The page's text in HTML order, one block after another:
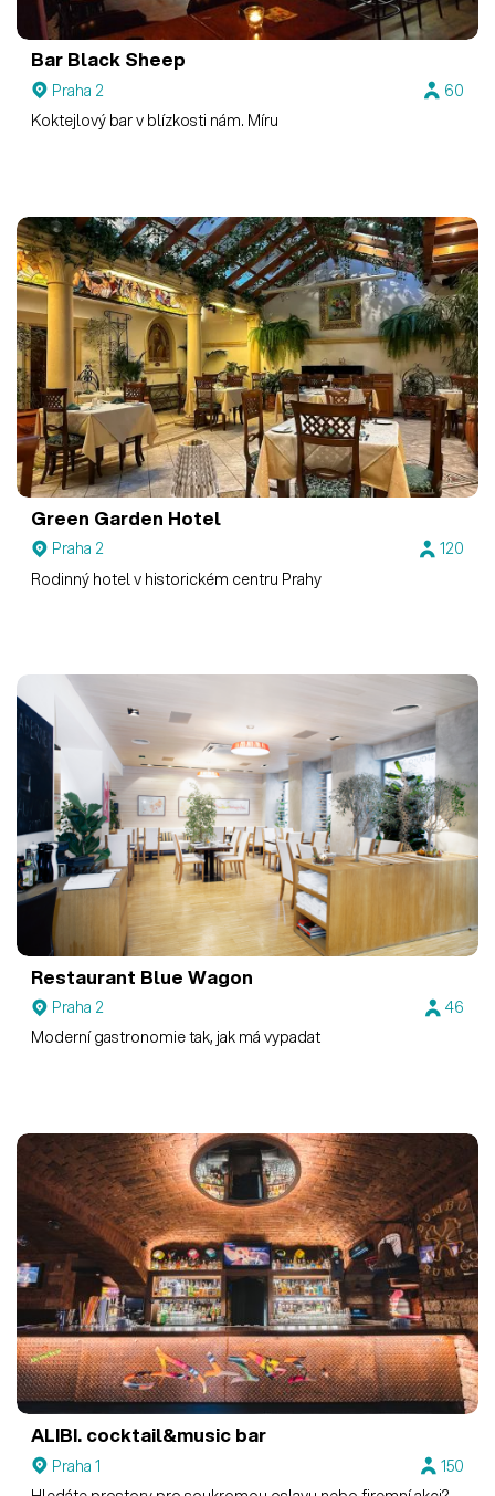
Bar Black Sheep
Praha 2
60
Koktejlový bar v blízkosti nám. Míru
Green Garden Hotel
Praha 2
120
Rodinný hotel v historickém centru Prahy
Restaurant Blue Wagon
Praha 2
46
Moderní gastronomie tak, jak má vypadat
ALIBI. cocktail&music bar
Praha 1
150